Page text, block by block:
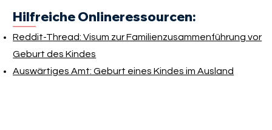
Hilfreiche Onlineressourcen:
Reddit-Thread: Visum zur Familienzusammenführung vor
Geburt des Kindes
Auswärtiges Amt: Geburt eines Kindes im Ausland